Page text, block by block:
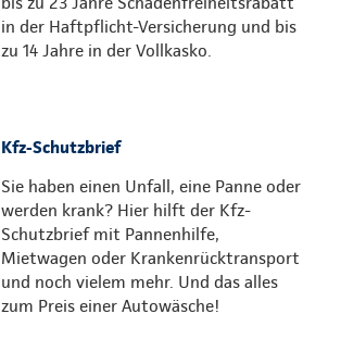
in der Haftpflicht-Versicherung und bis
zu 14 Jahre in der Vollkasko.
Kfz-Schutzbrief
Sie haben einen Unfall, eine Panne oder
werden krank? Hier hilft der Kfz-
Schutzbrief mit Pannenhilfe,
Mietwagen oder Krankenrücktransport
und noch vielem mehr. Und das alles
zum Preis einer Autowäsche!